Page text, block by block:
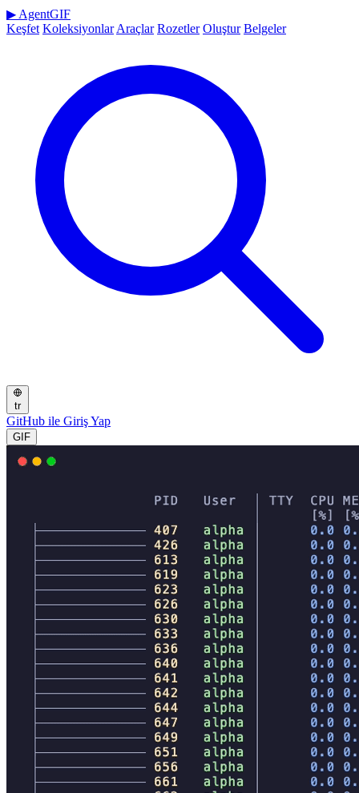
▶ AgentGIF
Keşfet Koleksiyonlar Araçlar Rozetler Oluştur Belgeler
tr
GitHub ile Giriş Yap
GIF